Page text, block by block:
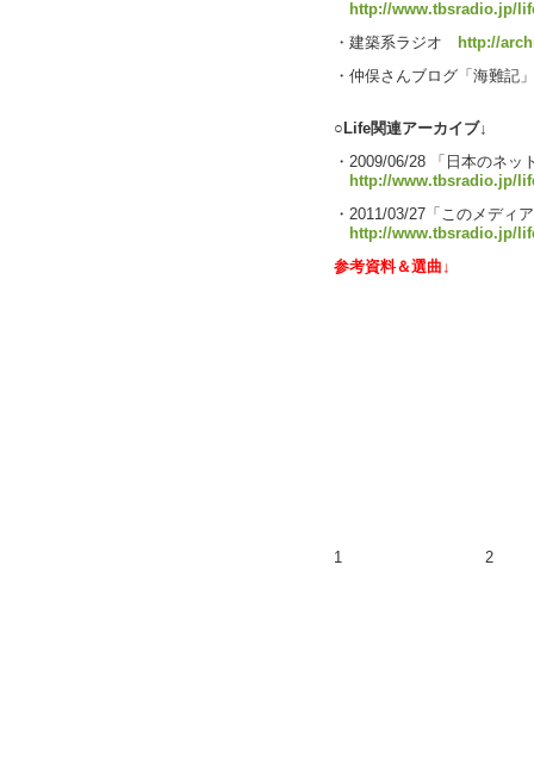
http://www.tbsradio.jp/
・建築系ラジオ
http://
・仲俣さんブログ「海難
○Life関連アーカイブ↓
・2009/06/28 「日本のネッ
http://www.tbsradio.jp/
・2011/03/27「このメディ
http://www.tbsradio.jp/
参考資料＆選曲↓
1 2